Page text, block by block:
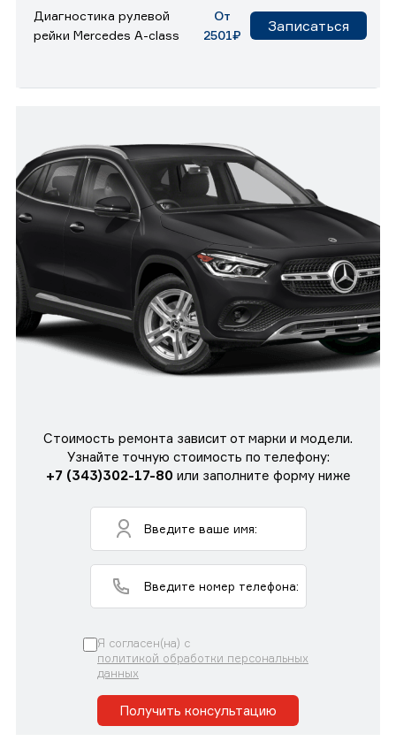
Диагностика рулевой
рейки Mercedes A-class
От
2501₽
Записаться
Стоимость ремонта зависит от марки и модели.
Узнайте точную стоимость по телефону:
+7 (343)302-17-80 или заполните форму ниже
Я согласен(на) с
политикой обработки персональных
данных
Получить консультацию